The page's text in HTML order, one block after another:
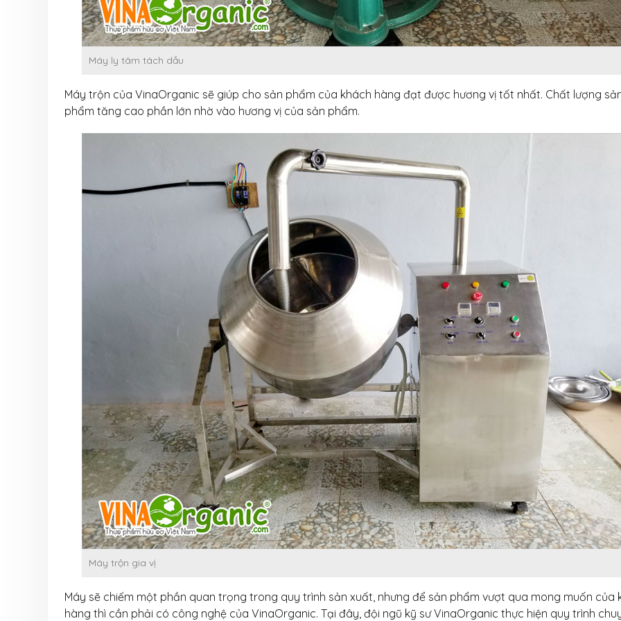
Máy ly tâm tách dầu
Máy trộn của VinaOrganic sẽ giúp cho sản phẩm của khách hàng đạt được hương vị tốt nhất. Chất lượng
phẩm tăng cao phần lớn nhờ vào hương vị của sản phẩm.
Máy trộn gia vị
Máy sẽ chiếm một phần quan trọng trong quy trình sản xuất, nhưng để sản phẩm vượt qua mong muốn của
hàng thì cần phải có công nghệ của VinaOrganic. Tại đây, đội ngũ kỹ sư VinaOrganic thực hiện quy trình